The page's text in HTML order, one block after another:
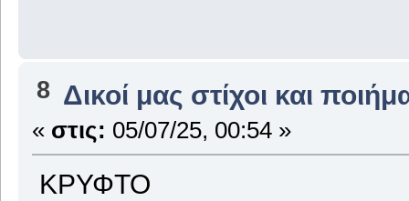
8 Δικοί μας στίχοι και
« στις: 05/07/25, 00:54 »
ΚΡΥΦΤΟ